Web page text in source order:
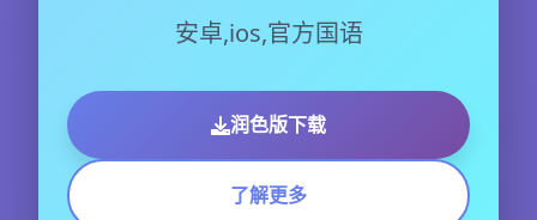
安卓,ios,官方国语
润色版下载
了解更多